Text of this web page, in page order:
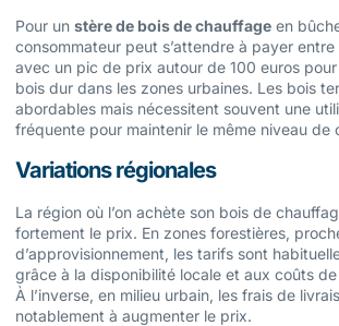
Pour un stère de bois de chauffage en
consommateur peut s’attendre à payer
avec un pic de prix autour de 100 euros
bois dur dans les zones urbaines. Les bois
abordables mais nécessitent souvent une
fréquente pour maintenir le même niveau de
Variations régionales
La région où l’on achète son bois de
fortement le prix. En zones forestières,
d’approvisionnement, les tarifs sont
grâce à la disponibilité locale et aux coûts
À l’inverse, en milieu urbain, les frais de
notablement à augmenter le prix.